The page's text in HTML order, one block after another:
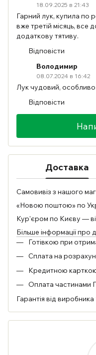
18.09.2025 в 21:43
Гарний лук, купила по
вже третій місяць,
додаткову тятиву.
Відповісти
Володимир
08.07.2024 в 16:42
Лук чудовий, особливо
Відповісти
Доставка
Самовивіз з нашого
«Новою поштою» по
Кур'єром по Києву —
Більше інформації про
Готівкою при
Сплата на
Кредитною
Оплата частинами
Гарантія від виробника